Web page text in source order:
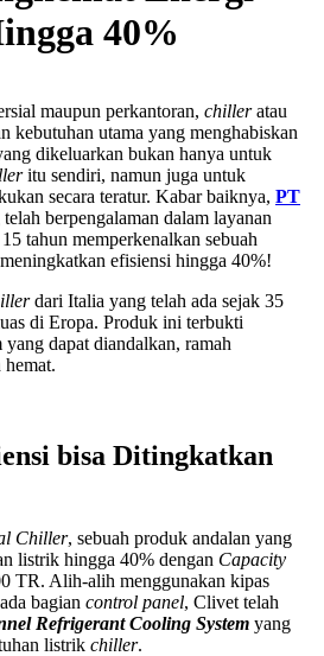
40%
maupun perkantoran, chilleratau
kebutuhan utama yang menghabiskan
dikeluarkan bukan hanya untuk
itu sendiri, namun juga untuk
secara teratur. Kabar baiknya, PT
berpengalaman dalam layanan
tahun memperkenalkan sebuah
efisiensi hingga 40%!
dari Italia yang telah ada sejak 35
di Eropa. Produk ini terbukti
yang dapat diandalkan, ramah
bisa Ditingkatkan
Chiller, sebuah produk andalan yang
listrik hingga 40% dengan Capacity
TR. Alih-alih menggunakan kipas
bagian control panel, Clivet telah
Refrigerant Cooling System yang
listrik chiller.